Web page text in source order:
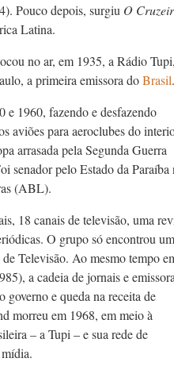
Pouco depois, surgiu O
Latina.
no ar, em 1935, a Rádio
a primeira emissora doBrasil.
e 1960, fazendo e desfazendo
aviões para aeroclubes do
arrasada pela Segunda Guerra
senador pelo Estado da Paraíba
(ABL).
18 canais de televisão, uma
O grupo só encontrou um
de Televisão. Ao mesmo tempo
a cadeia de jornais e
e queda na receita de
morreu em 1968, em meio à
– a Tupi – e sua rede de